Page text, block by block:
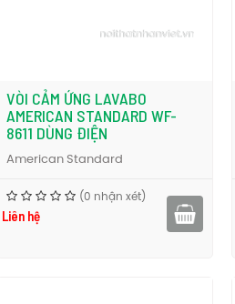
VÒI CẢM ỨNG LAVABO
AMERICAN STANDARD WF-
8611 DÙNG ĐIỆN
American Standard
(0 nhận xét)
Liên hệ